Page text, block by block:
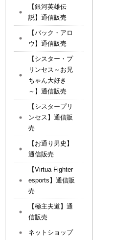
【銀河英雄伝
説】通信販売
【バック・アロ
ウ】通信販売
【シスター・プ
リンセス～お兄
ちゃん大好き
～】通信販売
【シスタープリ
ンセス】通信販
売
【お通り男史】
通信販売
【Virtua Fighter
esports】通信販
売
【極主夫道】通
信販売
ネットショップ